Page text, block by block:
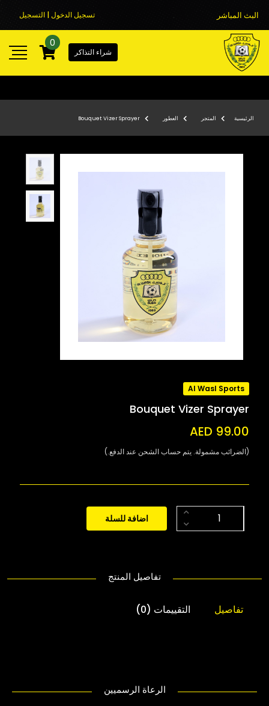
البث المباشر تسجيل الدخول | التسجيل
شراء التذاكر
0
الرئيسية المتجر العطور Bouquet Vizer Sprayer
Al Wasl Sports
Bouquet Vizer Sprayer
AED 99.00
(الضرائب مشمولة. يتم حساب الشحن عند الدفع.)
اضافة للسلة
تفاصيل المنتج
تفاصيل التقييمات (0)
الرعاة الرسميين